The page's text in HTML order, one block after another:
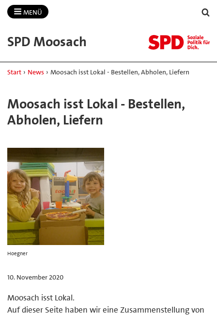
MENÜ
SPD Moosach
Start › News › Moosach isst Lokal - Bestellen, Abholen, Liefern
Moosach isst Lokal - Bestellen,
Abholen, Liefern
Hoegner
10. November 2020
Moosach isst Lokal.
Auf dieser Seite haben wir eine Zusammenstellung von